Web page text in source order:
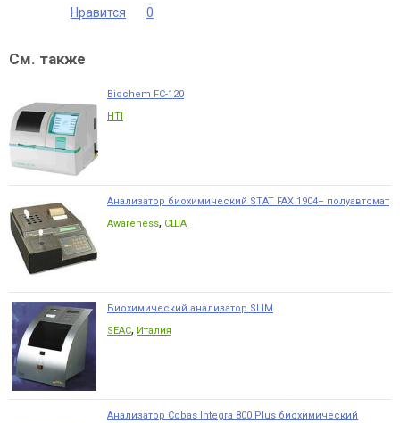
Нравится 0
См. также
Biochem FC-120
HTI
Анализатор биохимический STAT FAX 1904+ полуавтомат
Awareness, США
Биохимический анализатор SLIM
SEAC, Италия
Анализатор Cobas Integra 800 Plus биохимический